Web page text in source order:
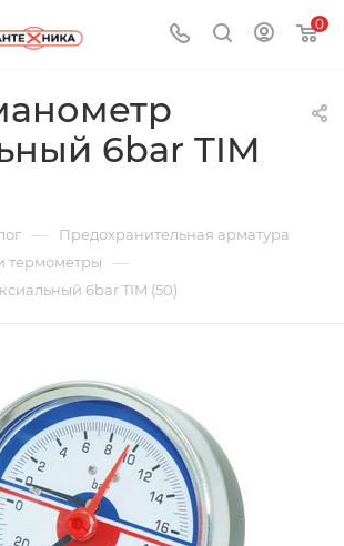
0
6bar TIM
— Предохранительная арматура
термометры —
6bar TIM (50)